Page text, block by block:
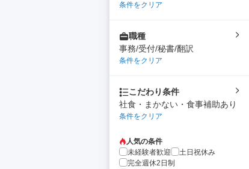
条件をクリア
職種
事務/受付/秘書/翻訳
条件をクリア
こだわり条件
社食・まかない・食事補助あり
条件をクリア
人気の条件
未経験者歓迎
土日祝休み
完全週休2日制